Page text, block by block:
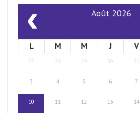
‹ Août 2026
L M M J V
27 28 29 30 31
3 4 5 6 7
10 11 12 13 14